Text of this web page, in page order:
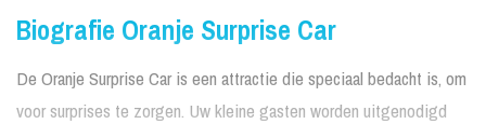
Biografie Oranje Surprise Car
De Oranje Surprise Car is een attractie die speciaal bedacht is, om
voor surprises te zorgen. Uw kleine gasten worden uitgenodigd